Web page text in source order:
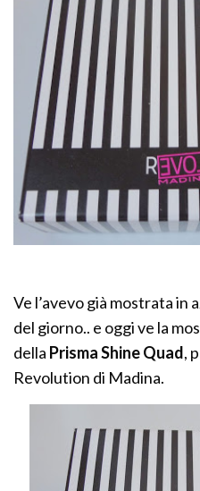
Ve l’avevo già mostrata in
del giorno.. e oggi ve la
della Prisma Shine Quad,
Revolution di Madina.